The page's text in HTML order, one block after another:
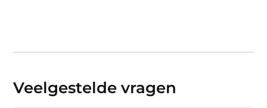
Veelgestelde vragen